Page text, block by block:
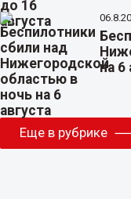
на 6
Еще в рубрике